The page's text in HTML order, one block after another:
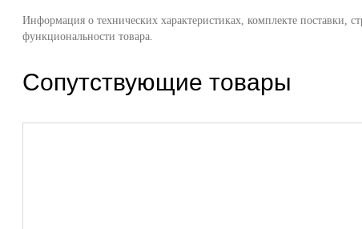
Информация о технических характеристиках, комплекте поставки,
функциональности товара.
Сопутствующие товары